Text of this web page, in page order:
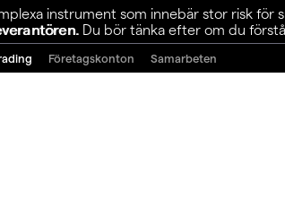
instrument som innebär stor risk för
Du bör tänka efter om du
Företagskonton Samarbeten